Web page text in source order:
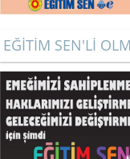
EĞİTİM SEN'Lİ